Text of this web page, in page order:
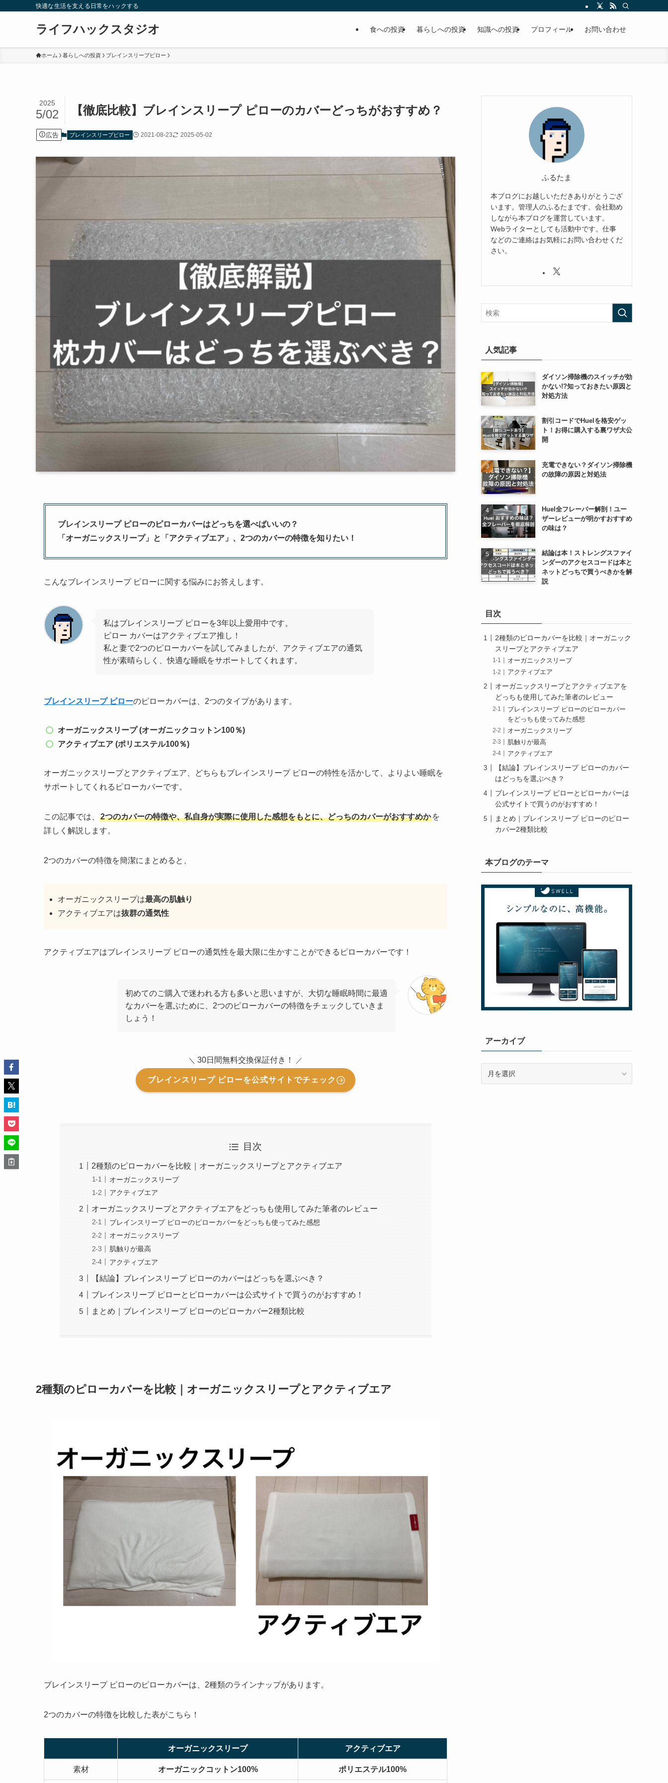
快適な生活を支える日常をハックする
ライフハックスタジオ 食への投資 暮らしへの投資 知識への投資 プロフィール お問い合わせ
ホーム 暮らしへの投資 ブレインスリープピロー
【徹底比較】ブレインスリープ ピローのカバーどっちがおすすめ？
2025
5/02
広告 ブレインスリープピロー 2021-08-23 2025-05-02
ブレインスリープ ピローのピローカバーはどっちを選べばいいの？
「オーガニックスリープ」と「アクティブエア」、2つのカバーの特徴を知りたい！
こんなブレインスリープ ピローに関する悩みにお答えします。
私はブレインスリープ ピローを3年以上愛用中です。
ピロー カバーはアクティブエア推し！
私と妻で2つのピローカバーを試してみましたが、アクティブエアの通気
性が素晴らしく、快適な睡眠をサポートしてくれます。
ブレインスリープ ピローのピローカバーは、2つのタイプがあります。
オーガニックスリープ (オーガニックコットン100％)
アクティブエア (ポリエステル100％)
オーガニックスリープとアクティブエア、どちらもブレインスリープ ピローの特性を活かして、よりよい睡眠を
サポートしてくれるピローカバーです。
この記事では、 2つのカバーの特徴や、私自身が実際に使用した感想をもとに、どっちのカバーがおすすめか を
詳しく解説します。
2つのカバーの特徴を簡潔にまとめると、
オーガニックスリープは最高の肌触り
アクティブエアは抜群の通気性
アクティブエアはブレインスリープ ピローの通気性を最大限に生かすことができるピローカバーです！
初めてのご購入で迷われる方も多いと思いますが、大切な睡眠時間に最適
なカバーを選ぶために、2つのピローカバーの特徴をチェックしていきま
しょう！
＼ 30日間無料交換保証付き！ ／
ブレインスリープ ピローを公式サイトでチェック
目次
2種類のピローカバーを比較｜オーガニックスリープとアクティブエア
オーガニックスリープ
アクティブエア
オーガニックスリープとアクティブエアをどっちも使用してみた筆者のレビュー
ブレインスリープ ピローのピローカバーをどっちも使ってみた感想
オーガニックスリープ
肌触りが最高
アクティブエア
【結論】ブレインスリープ ピローのカバーはどっちを選ぶべき？
ブレインスリープ ピローとピローカバーは公式サイトで買うのがおすすめ！
まとめ｜ブレインスリープ ピローのピローカバー2種類比較
2種類のピローカバーを比較｜オーガニックスリープとアクティブエア
ブレインスリープ ピローのピローカバーは、2種類のラインナップがあります。
2つのカバーの特徴を比較した表がこちら！
オーガニックスリープ アクティブエア
素材 オーガニックコットン100% ポリエステル100%
ふるたま
本ブログにお越しいただきありがとうござ
います。管理人のふるたまです。会社勤め
しながら本ブログを運営しています。
Webライターとしても活動中です。仕事
などのご連絡はお気軽にお問い合わせくだ
さい。
人気記事
ダイソン掃除機のスイッチが効
かない!?知っておきたい原因と
対処方法
割引コードでHuelを格安ゲッ
ト！お得に購入する裏ワザ大公
開
充電できない？ダイソン掃除機
の故障の原因と対処法
Huel全フレーバー解剖！ユー
ザーレビューが明かすおすすめ
の味は？
結論は本！ストレングスファイ
ンダーのアクセスコードは本と
ネットどっちで買うべきかを解
説
目次
2種類のピローカバーを比較｜オーガニック
スリープとアクティブエア
オーガニックスリープ
アクティブエア
オーガニックスリープとアクティブエアを
どっちも使用してみた筆者のレビュー
ブレインスリープ ピローのピローカバー
をどっちも使ってみた感想
オーガニックスリープ
肌触りが最高
アクティブエア
【結論】ブレインスリープ ピローのカバー
はどっちを選ぶべき？
ブレインスリープ ピローとピローカバーは
公式サイトで買うのがおすすめ！
まとめ｜ブレインスリープ ピローのピロー
カバー2種類比較
本ブログのテーマ
アーカイブ